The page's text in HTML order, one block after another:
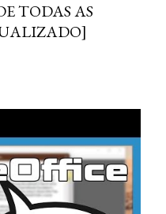
TODAS AS